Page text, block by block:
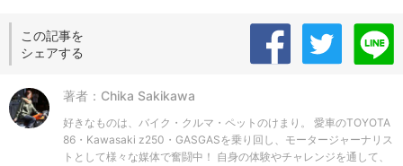
この記事を
シェアする
著者：Chika Sakikawa
好きなものは、バイク・クルマ・ペットのけまり。 愛車のTOYOTA
86・Kawasaki z250・GASGASを乗り回し、モータージャーナリス
トとして様々な媒体で奮闘中！ 自身の体験やチャレンジを通して、